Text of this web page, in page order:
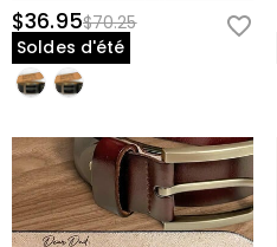
$36.95$70.25
Soldes d'été